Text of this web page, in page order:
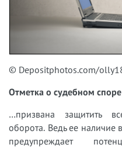
© Depositphotos.com/
Отметка о судебном споре
…призвана защитить
оборота. Ведь ее наличие
предупреждает